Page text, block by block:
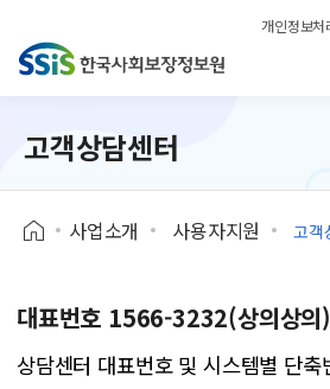
개인정보처
고객상담센터
사업소개 사용자지원 고객
대표번호 1566-3232(상의상의)
상담센터 대표번호 및 시스템별 단